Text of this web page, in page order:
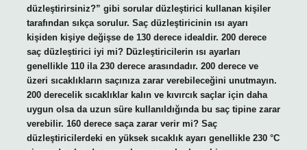
düzleştirirsiniz?” gibi sorular düzleştirici kullanan kişiler
tarafından sıkça sorulur. Saç düzleştiricinin ısı ayarı
kişiden kişiye değişse de 130 derece idealdir. 200 derece
saç düzleştirici iyi mi? Düzleştiricilerin ısı ayarları
genellikle 110 ila 230 derece arasındadır. 200 derece ve
üzeri sıcaklıkların saçınıza zarar verebileceğini unutmayın.
200 derecelik sıcaklıklar kalın ve kıvırcık saçlar için daha
uygun olsa da uzun süre kullanıldığında bu saç tipine zarar
verebilir. 160 derece saça zarar verir mi? Saç
düzleştiricilerdeki en yüksek sıcaklık ayarı genellikle 230 °C